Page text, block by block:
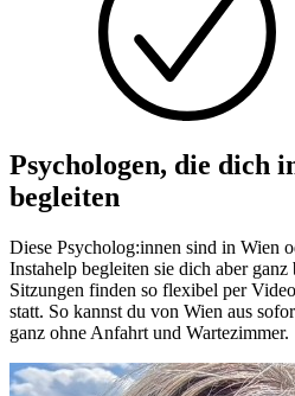
Psychologen, die dich
begleiten
Diese Psycholog:innen sind in Wien
Instahelp begleiten sie dich aber
Sitzungen finden so flexibel per
statt. So kannst du von Wien aus
ganz ohne Anfahrt und Wartezimmer.